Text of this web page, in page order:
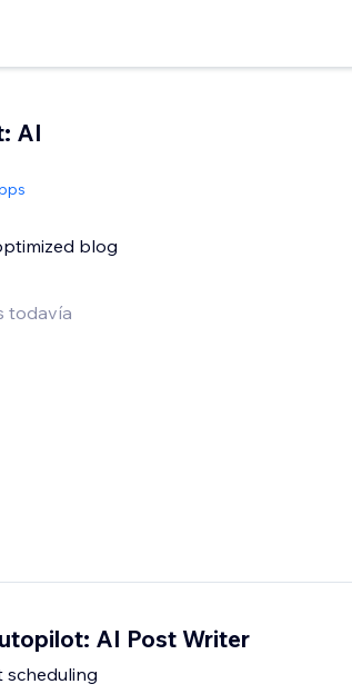
AI
blog
todavía
AI Post Writer
scheduling